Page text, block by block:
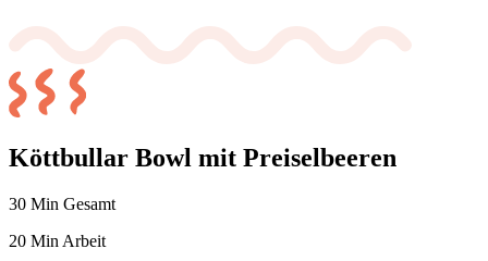
Köttbullar Bowl mit Preiselbeeren
30 Min Gesamt
20 Min Arbeit